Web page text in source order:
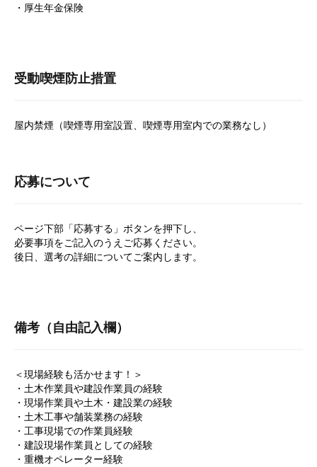
・厚生年金保険
受動喫煙防止措置
屋内禁煙（喫煙専用室設置、喫煙専用室内での業務なし）
応募について
ページ下部「応募する」ボタンを押下し、
必要事項をご記入のうえご応募ください。
後日、選考の詳細についてご案内します。
備考（自由記入欄）
＜現場経験も活かせます！＞
・土木作業員や建設作業員の経験
・現場作業員や土木・建設業の経験
・土木工事や舗装業務の経験
・工事現場での作業員経験
・建設現場作業員としての経験
・重機オペレーター経験